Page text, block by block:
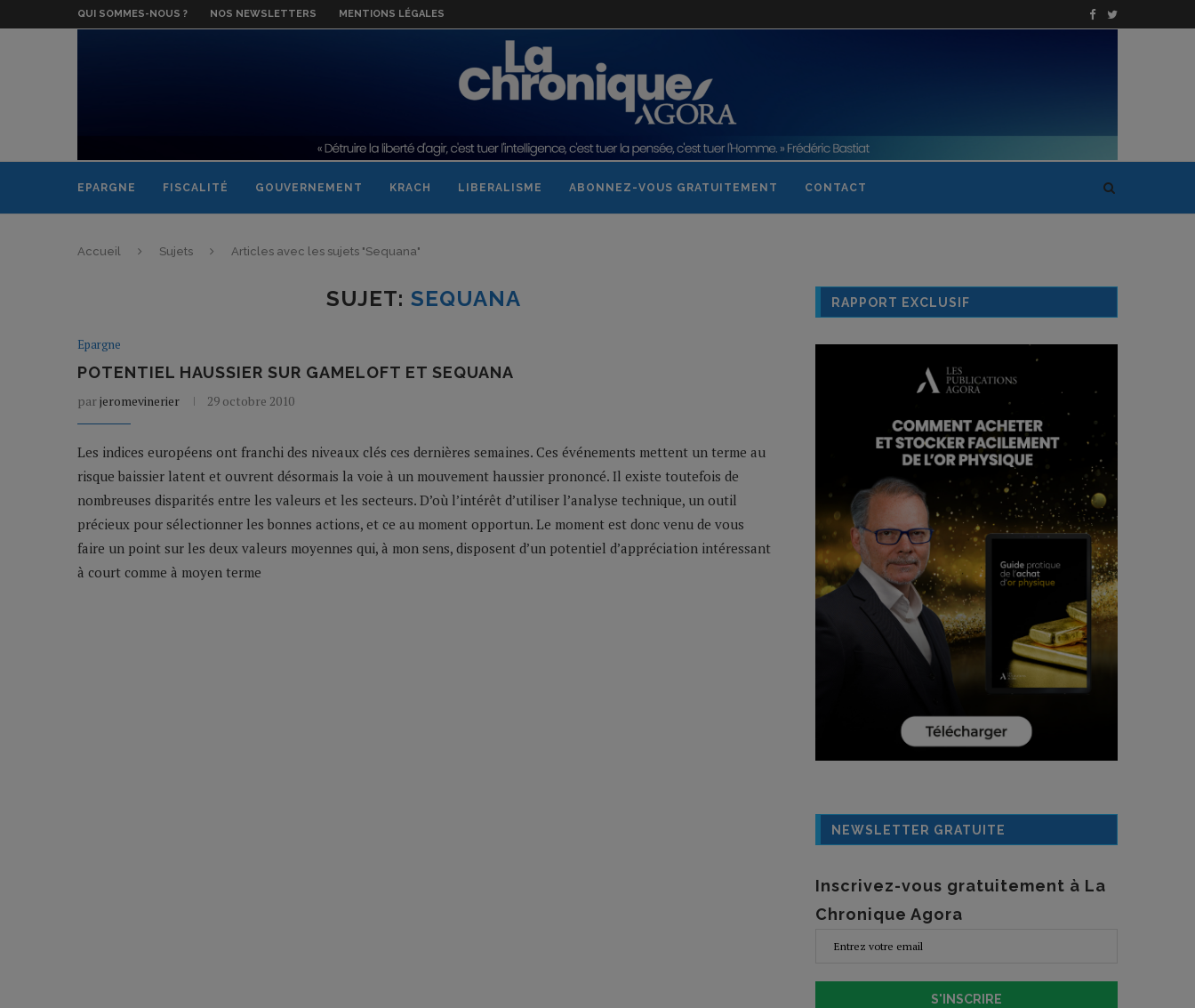
QUI SOMMES-NOUS ? NOS NEWSLETTERS MENTIONS LÉGALES
EPARGNE FISCALITÉ GOUVERNEMENT KRACH LIBERALISME ABONNEZ-VOUS GRATUITEMENT CONTACT
Accueil Sujets Articles avec les sujets "Sequana"
SUJET:SEQUANA
Epargne
POTENTIEL HAUSSIER SUR GAMELOFT ET SEQUANA
parjeromevinerier 29 octobre 2010
Les indices européens ont franchi des niveaux clés ces dernières semaines. Ces événements mettent un terme au
risque baissier latent et ouvrent désormais la voie à un mouvement haussier prononcé. Il existe toutefois de
nombreuses disparités entre les valeurs et les secteurs. D’où l’intérêt d’utiliser l’analyse technique, un outil
précieux pour sélectionner les bonnes actions, et ce au moment opportun. Le moment est donc venu de vous
faire un point sur les deux valeurs moyennes qui, à mon sens, disposent d’un potentiel d’appréciation intéressant
à court comme à moyen terme
RAPPORT EXCLUSIF
NEWSLETTER GRATUITE
Inscrivez-vous gratuitement à La
Chronique Agora
S'INSCRIRE